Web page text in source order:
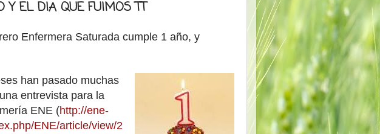
Y EL DIA QUE FUIMOS TT
Enfermera Saturada cumple 1 año, y
han pasado muchas
entrevista para la
ENE (http://ene-
ENE/article/view/2